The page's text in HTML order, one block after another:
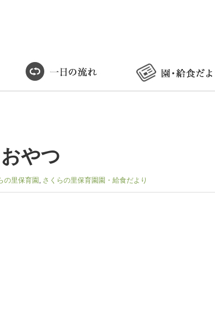
やつ
の里保育園 , さくらの里保育園園・給食だより